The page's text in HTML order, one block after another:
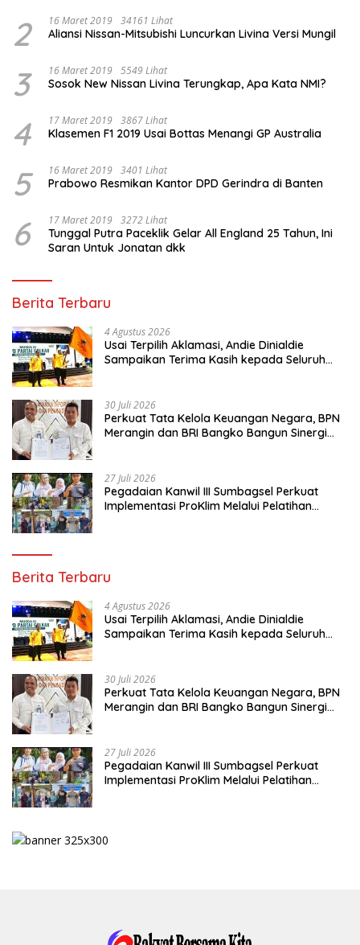
2 16 Maret 2019 34161 Lihat
Aliansi Nissan-Mitsubishi Luncurkan Livina Versi Mungil
3 16 Maret 2019 5549 Lihat
Sosok New Nissan Livina Terungkap, Apa Kata NMI?
4 17 Maret 2019 3867 Lihat
Klasemen F1 2019 Usai Bottas Menangi GP Australia
5 16 Maret 2019 3401 Lihat
Prabowo Resmikan Kantor DPD Gerindra di Banten
6 17 Maret 2019 3272 Lihat
Tunggal Putra Paceklik Gelar All England 25 Tahun, Ini
Saran Untuk Jonatan dkk
Berita Terbaru
4 Agustus 2026
Usai Terpilih Aklamasi, Andie Dinialdie
Sampaikan Terima Kasih kepada Seluruh
30 Juli 2026
Perkuat Tata Kelola Keuangan Negara, BPN
Merangin dan BRI Bangko Bangun Sinergi
27 Juli 2026
Pegadaian Kanwil III Sumbagsel Perkuat
Implementasi ProKlim Melalui Pelatihan
Berita Terbaru
4 Agustus 2026
Usai Terpilih Aklamasi, Andie Dinialdie
Sampaikan Terima Kasih kepada Seluruh
30 Juli 2026
Perkuat Tata Kelola Keuangan Negara, BPN
Merangin dan BRI Bangko Bangun Sinergi
27 Juli 2026
Pegadaian Kanwil III Sumbagsel Perkuat
Implementasi ProKlim Melalui Pelatihan